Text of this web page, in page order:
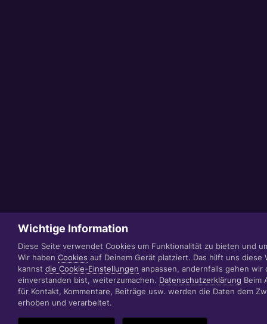
Wichtige Information
Diese Seite verwendet Cookies um Funktionalität zu bieten und
Wir haben Cookies auf Deinem Gerät platziert. Das hilft uns diese
kannst die Cookie-Einstellungen anpassen, andernfalls gehen wir
einverstanden bist, weiterzumachen. Datenschutzerklärung Beim
für Kontakt, Kommentare, Beiträge usw. werden die Daten dem
erhoben und verarbeitet.